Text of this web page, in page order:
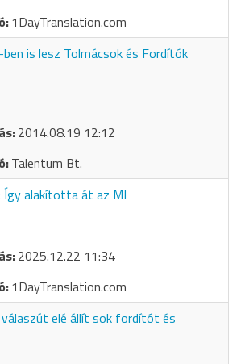
1DayTranslation.com
is lesz Tolmácsok és Fordítók
2014.08.19 12:12
Talentum Bt.
Így alakította át az MI
2025.12.22 11:34
1DayTranslation.com
elé állít sok fordítót és